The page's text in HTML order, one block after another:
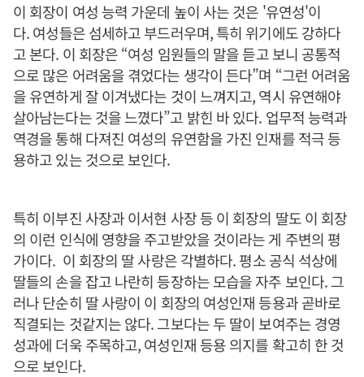
이 회장이 여성 능력 가운데 높이 사는 것은 '유연성'이
다. 여성들은 섬세하고 부드러우며, 특히 위기에도 강하다
고 본다. 이 회장은 “여성 임원들의 말을 듣고 보니 공통적
으로 많은 어려움을 겪었다는 생각이 든다”며 “그런 어려움
을 유연하게 잘 이겨냈다는 것이 느껴지고, 역시 유연해야
살아남는다는 것을 느꼈다”고 밝힌 바 있다. 업무적 능력과
역경을 통해 다져진 여성의 유연함을 가진 인재를 적극 등
용하고 있는 것으로 보인다.
특히 이부진 사장과 이서현 사장 등 이 회장의 딸도 이 회장
의 이런 인식에 영향을 주고받았을 것이라는 게 주변의 평
가이다. 이 회장의 딸 사랑은 각별하다. 평소 공식 석상에
딸들의 손을 잡고 나란히 등장하는 모습을 자주 보인다. 그
러나 단순히 딸 사랑이 이 회장의 여성인재 등용과 곧바로
직결되는 것같지는 않다. 그보다는 두 딸이 보여주는 경영
성과에 더욱 주목하고, 여성인재 등용 의지를 확고히 한 것
으로 보인다.